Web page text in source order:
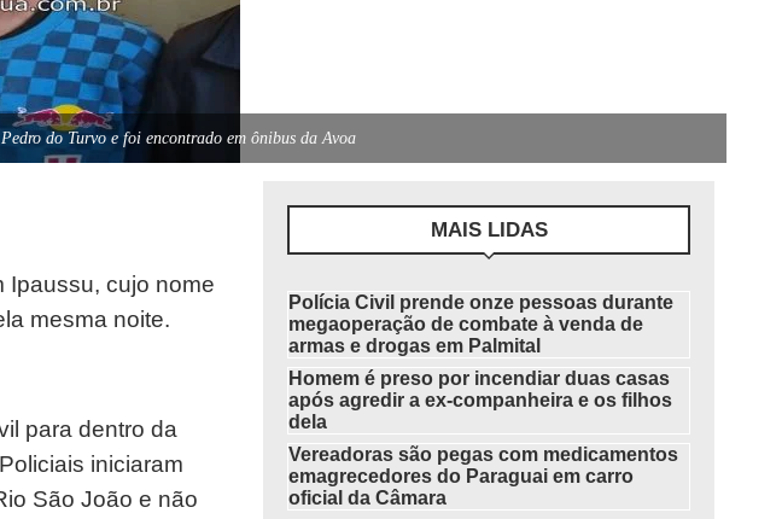
do Turvo e foi encontrado em ônibus da Avoa
Ipaussu, cujo nome
mesma noite.
para dentro da
iniciaram
São João e não
MAIS LIDAS
Polícia Civil prende onze pessoas durante
megaoperação de combate à venda de
armas e drogas em Palmital
Homem é preso por incendiar duas casas
após agredir a ex-companheira e os filhos
dela
Vereadoras são pegas com medicamentos
emagrecedores do Paraguai em carro
oficial da Câmara